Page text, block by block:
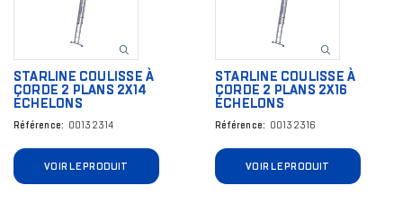
STARLINE COULISSE À
CORDE 2 PLANS 2X14
ÉCHELONS
Référence 00132314
VOIR LE PRODUIT
STARLINE COULISSE À
CORDE 2 PLANS 2X16
ÉCHELONS
Référence 00132316
VOIR LE PRODUIT